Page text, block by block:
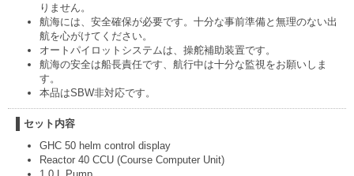
りません。
航海には、安全確保が必要です。十分な事前準備と無理のない出
航を心がけてください。
オートパイロットシステムは、操舵補助装置です。
航海の安全は船長責任です、航行中は十分な監視をお願いしま
す。
本品はSBW非対応です。
セット内容
GHC 50 helm control display
Reactor 40 CCU (Course Computer Unit)